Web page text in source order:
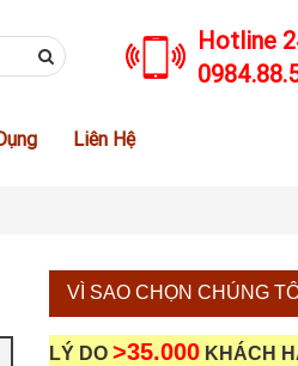
Hotline
Liên Hệ
VÌ SAO CHỌN CHÚNG
LÝ DO >35.000KHÁCH